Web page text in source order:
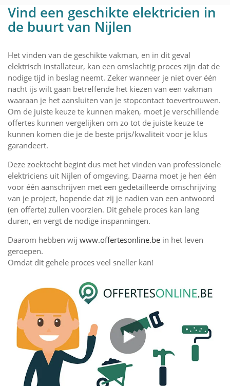
Vind een geschikte elektricien in
de buurt van Nijlen
Het vinden van de geschikte vakman, en in dit geval
elektrisch installateur, kan een omslachtig proces zijn dat de
nodige tijd in beslag neemt. Zeker wanneer je niet over één
nacht ijs wilt gaan betreffende het kiezen van een vakman
waaraan je het aansluiten van je stopcontact toevertrouwen.
Om de juiste keuze te kunnen maken, moet je verschillende
offertes kunnen vergelijken om zo tot de juiste keuze te
kunnen komen die je de beste prijs/kwaliteit voor je klus
garandeert.
Deze zoektocht begint dus met het vinden van professionele
elektriciens uit Nijlen of omgeving. Daarna moet je hen één
voor één aanschrijven met een gedetailleerde omschrijving
van je project, hopende dat zij je nadien van een antwoord
(en offerte) zullen voorzien. Dit gehele proces kan lang
duren, en vergt de nodige inspanningen.
Daarom hebben wij www.offertesonline.be in het leven
geroepen.
Omdat dit gehele proces veel sneller kan!